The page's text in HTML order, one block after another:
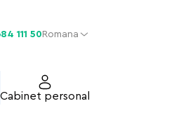
111 50Romana
Cabinet personal